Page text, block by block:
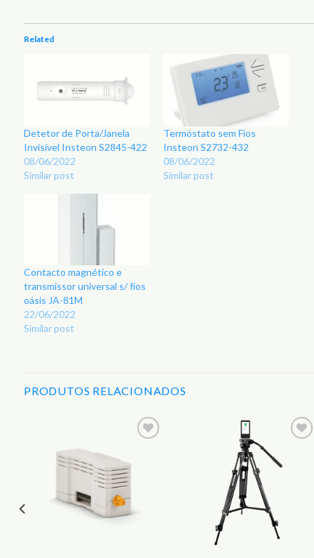
Related
Detetor de Porta/Janela
Invisível Insteon S2845-422
08/06/2022
Similar post
Termóstato sem Fios
Insteon S2732-432
08/06/2022
Similar post
Contacto magnético e
transmissor universal s/ fios
oásis JA-81M
22/06/2022
Similar post
PRODUTOS RELACIONADOS
Favoritos
Favoritos